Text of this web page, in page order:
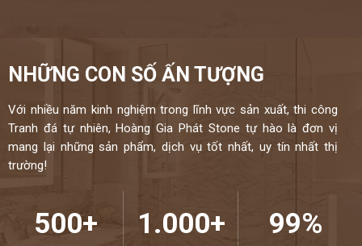
NHỮNG CON SỐ ẤN TƯỢNG
Với nhiều năm kinh nghiệm trong lĩnh vực sản xuất, thi công
Tranh đá tự nhiên, Hoàng Gia Phát Stone tự hào là đơn vị
mang lại những sản phẩm, dịch vụ tốt nhất, uy tín nhất thị
trường!
500+ 1.000+ 99%